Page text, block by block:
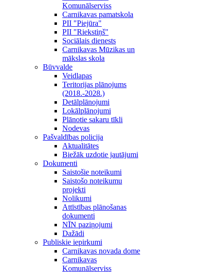
Komunālserviss
Carnikavas pamatskola
PII "Piejūra"
PII "Riekstiņš"
Sociālais dienests
Carnikavas Mūzikas un
mākslas skola
Būvvalde
Veidlapas
Teritorijas plānojums
(2018.-2028.)
Detālplānojumi
Lokālplānojumi
Plānotie sakaru tīkli
Nodevas
Pašvaldības policija
Aktualitātes
Biežāk uzdotie jautājumi
Dokumenti
Saistošie noteikumi
Saistošo noteikumu
projekti
Nolikumi
Attīstības plānošanas
dokumenti
NĪN paziņojumi
Dažādi
Publiskie iepirkumi
Carnikavas novada dome
Carnikavas
Komunālserviss